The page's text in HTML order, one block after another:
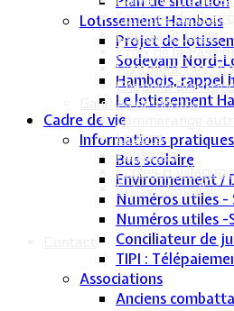
Fontaine du Conroy
L'église St Léger
Croix de la
Historique des
Chapelle Ste
Galeries de photos
Lommerange
Lavoirs
Paysages
Écoles &
Église, chapelle...
Lotissement Hambois
Projet de
Sodevam Nord-
Hambois, rappel
Le lotissement
Cadre de vie
Informations pratiques
Bus scolaire
Environnement /
Numéros utiles -
Numéros utiles -
Conciliateur de
TIPI :
Associations
Anciens